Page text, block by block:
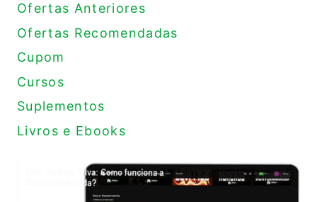
Ofertas Anteriores
Ofertas Recomendadas
Cupom
Cursos
Suplementos
Livros e Ebooks